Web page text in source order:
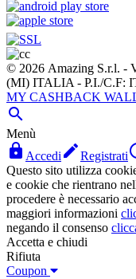
© 2026 Amazing S.r.l. -
(MI) ITALIA - P.I./C.F:
MY CASHBACK

Menù
 AccediRegistrati
Questo sito utilizza
e cookie che rientrano
procedere è necessario
maggiori informazioni
negando il consenso
Accetta e chiudi
Rifiuta
Coupon